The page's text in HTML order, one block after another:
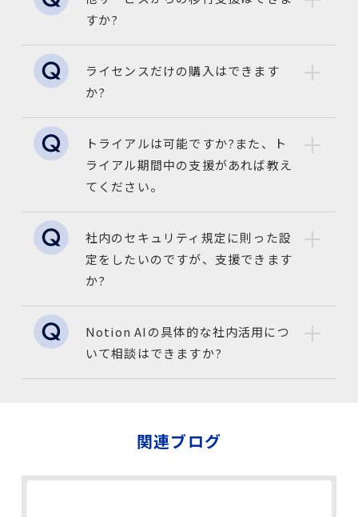
すか?
ライセンスだけの購入はできます
か?
トライアルは可能ですか?また、ト
ライアル期間中の支援があれば教え
てください。
社内のセキュリティ規定に則った設
定をしたいのですが、支援できます
か?
Notion AIの具体的な社内活用につ
いて相談はできますか?
関連ブログ